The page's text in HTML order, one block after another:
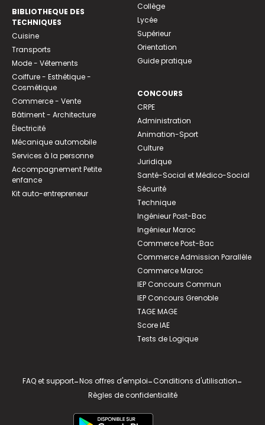
BIBLIOTHEQUE DES
TECHNIQUES
Cuisine
Transports
Mode - Vêtements
Coiffure - Esthétique -
Cosmétique
Commerce - Vente
Bâtiment - Architecture
Électricité
Mécanique automobile
Services à la personne
Accompagnement Petite
enfance
Kit auto-entrepreneur
Collège
Lycée
Supérieur
Orientation
Guide pratique
CONCOURS
CRPE
Administration
Animation-Sport
Culture
Juridique
Santé-Social et Médico-Social
Sécurité
Technique
Ingénieur Post-Bac
Ingénieur Maroc
Commerce Post-Bac
Commerce Admission Parallèle
Commerce Maroc
IEP Concours Commun
IEP Concours Grenoble
TAGE MAGE
Score IAE
Tests de Logique
FAQ et support-Nos offres d'emploi-Conditions d'utilisation-
Règles de confidentialité